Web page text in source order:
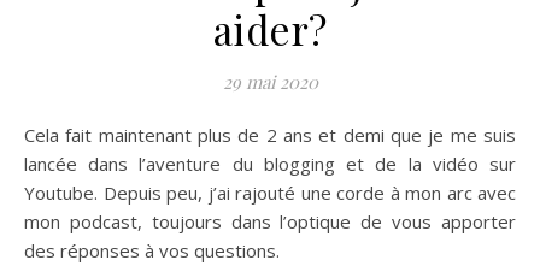
aider?
29 mai 2020
Cela fait maintenant plus de 2 ans et demi que je me suis
lancée dans l’aventure du blogging et de la vidéo sur
Youtube. Depuis peu, j’ai rajouté une corde à mon arc avec
mon podcast, toujours dans l’optique de vous apporter
des réponses à vos questions.